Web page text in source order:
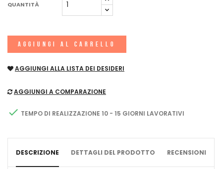
QUANTITÀ
AGGIUNGI AL CARRELLO
AGGIUNGI ALLA LISTA DEI DESIDERI
AGGIUNGI A COMPARAZIONE
 TEMPO DI REALIZZAZIONE 10 - 15 GIORNI LAVORATIVI
DESCRIZIONE DETTAGLI DEL PRODOTTO RECENSIONI